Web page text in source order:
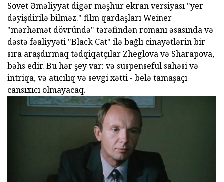
Sovet Əməliyyat digər məşhur ekran versiyası "yer
dəyişdirilə bilməz." film qardaşları Weiner
"mərhəmət dövründə" tərəfindən romanı əsasında və
dəstə fəaliyyəti "Black Cat" ilə bağlı cinayətlərin bir
sıra araşdırmaq tədqiqatçılar Zheglova və Sharapova,
bəhs edir. Bu hər şey var: və suspenseful sahəsi və
intriqa, və atıcılıq və sevgi xətti - belə tamaşaçı
cansıxıcı olmayacaq.